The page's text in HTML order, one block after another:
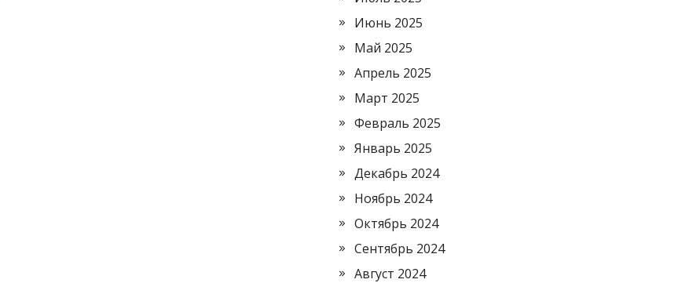
Июнь 2025
Май 2025
Апрель 2025
Март 2025
Февраль 2025
Январь 2025
Декабрь 2024
Ноябрь 2024
Октябрь 2024
Сентябрь 2024
Август 2024